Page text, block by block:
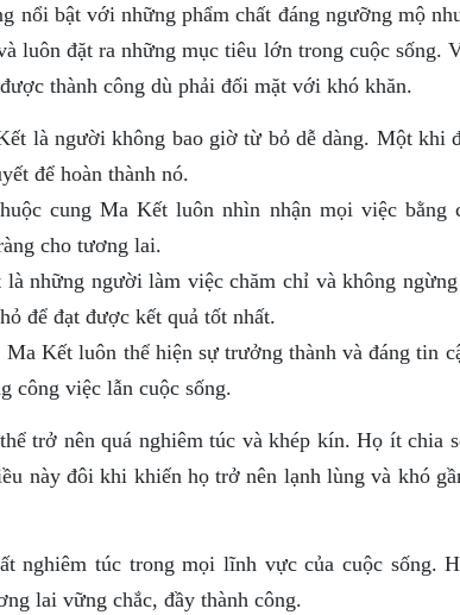
nổi bật với những phẩm chất đáng ngưỡng mộ
luôn đặt ra những mục tiêu lớn trong cuộc sống.
thành công dù phải đối mặt với khó khăn.
là người không bao giờ từ bỏ dễ dàng. Một khi
để hoàn thành nó.
cung Ma Kết luôn nhìn nhận mọi việc bằng
cho tương lai.
những người làm việc chăm chỉ và không
để đạt được kết quả tốt nhất.
Ma Kết luôn thể hiện sự trưởng thành và đáng tin
công việc lẫn cuộc sống.
trở nên quá nghiêm túc và khép kín. Họ ít chia
này đôi khi khiến họ trở nên lạnh lùng và khó
nghiêm túc trong mọi lĩnh vực của cuộc sống.
lai vững chắc, đầy thành công.